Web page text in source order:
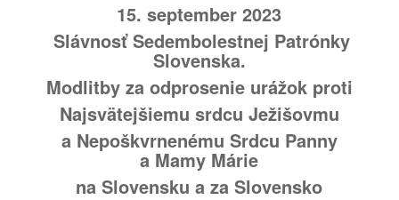
15. september 2023
Slávnosť Sedembolestnej Patrónky
Slovenska.
Modlitby za odprosenie urážok proti
Najsvätejšiemu srdcu Ježišovmu
a Nepoškvrnenému Srdcu Panny
a Mamy Márie
na Slovensku a za Slovensko